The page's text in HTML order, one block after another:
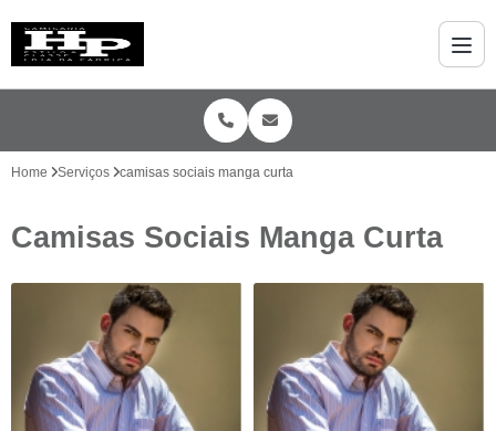
Home Serviços camisas sociais manga curta
Camisas Sociais Manga Curta